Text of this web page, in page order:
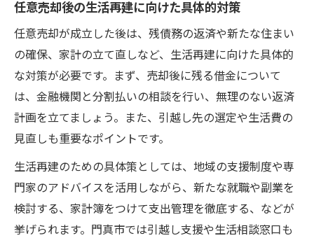
任意売却後の生活再建に向けた具体的対策
任意売却が成立した後は、残債務の返済や新たな住まい
の確保、家計の立て直しなど、生活再建に向けた具体的
な対策が必要です。まず、売却後に残る借金について
は、金融機関と分割払いの相談を行い、無理のない返済
計画を立てましょう。また、引越し先の選定や生活費の
見直しも重要なポイントです。
生活再建のための具体策としては、地域の支援制度や専
門家のアドバイスを活用しながら、新たな就職や副業を
検討する、家計簿をつけて支出管理を徹底する、などが
挙げられます。門真市では引越し支援や生活相談窓口も